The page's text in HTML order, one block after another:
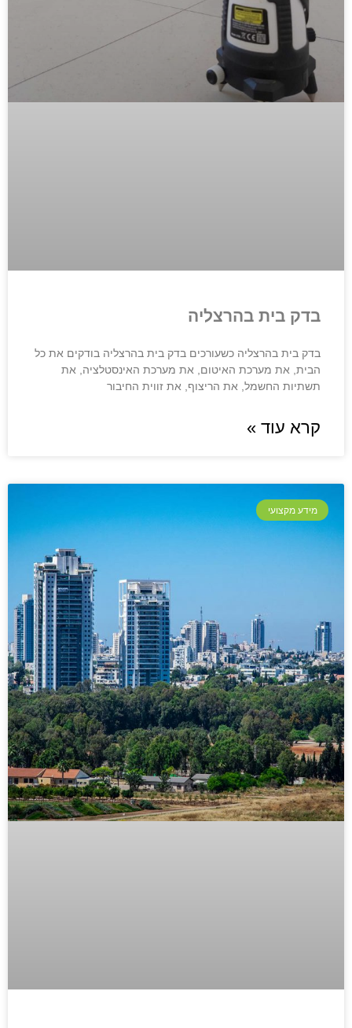
בדק בית בהרצליה
בדק בית בהרצליה כשעורכים בדק בית בהרצליה בודקים את כל
הבית, את מערכת האיטום, את מערכת האינסטלציה, את
תשתיות החשמל, את הריצוף, את זווית החיבור
קרא עוד »
מידע מקצועי